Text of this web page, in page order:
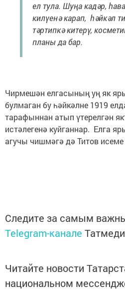
ел тула. Шуңа кадәр,
килүенә карап, һәйкәл
тәртипкә китерү,
планы да бар.
Чирмешән елгасының уң як
булмаган бу һәйкәлне 1919
тарафыннан атып үтерелгән
истәлегенә куйганнар. Елга
агучы чишмәгә дә Титов исеме
Следите за самым
Telegram-канале
Читайте новости
национальном